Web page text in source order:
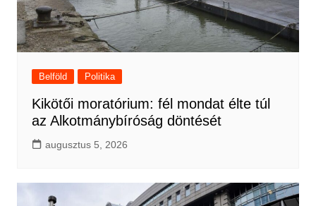
Belföld Politika
Kikötői moratórium: fél mondat élte túl
az Alkotmánybíróság döntését
augusztus 5, 2026